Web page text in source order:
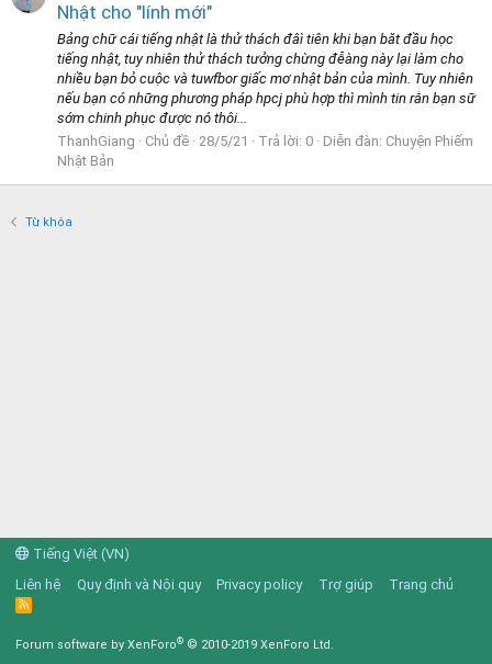
Nhật cho "lính mới"
Bảng chữ cái tiếng nhật là thử thách đâì tiên khi bạn băt đầu học
tiếng nhật, tuy nhiên thử thách tưởng chừng đễàng này lại làm cho
nhiều bạn bỏ cuộc và tuwfbor giấc mơ nhật bản của mình. Tuy nhiên
nếu bạn có những phương pháp hpcj phù hợp thì mình tin rằn bạn sữ
sớm chinh phục được nó thôi...
ThanhGiang
Chủ đề 28/5/21 Trả lời: 0 Diễn đàn: Chuyện Phiếm
Nhật Bản
Từ khóa
Tiếng Việt (VN)
Liên hệ
Quy định và Nội quy Privacy policy Trợ giúp Trang chủ
R
S
Forum software by XenForo® © 2010-2019 XenForo Ltd.